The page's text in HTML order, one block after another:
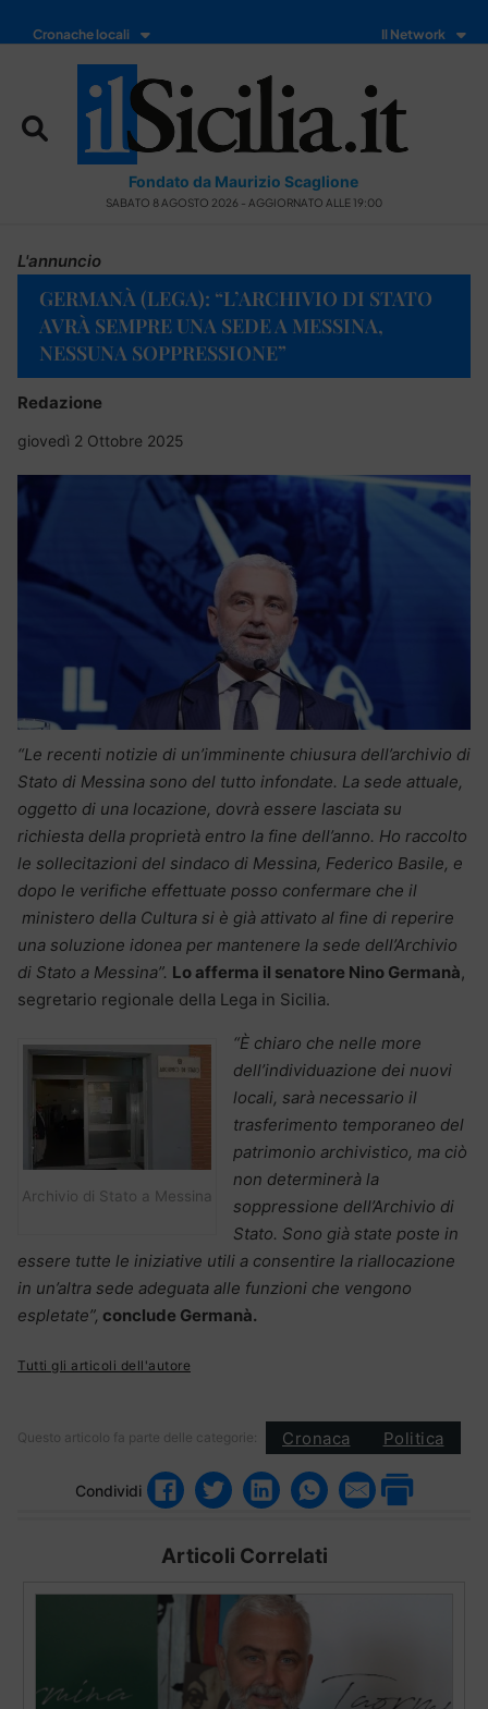
Cronache locali Il Network
Fondato da Maurizio Scaglione
SABATO 8 AGOSTO 2026 - AGGIORNATO ALLE 19:00
L'annuncio
GERMANÀ (LEGA): “L’ARCHIVIO DI STATO
AVRÀ SEMPRE UNA SEDE A MESSINA,
NESSUNA SOPPRESSIONE”
Redazione
giovedì 2 Ottobre 2025
“Le recenti notizie di un’imminente chiusura dell’archivio di
Stato di Messina sono del tutto infondate. La sede attuale,
oggetto di una locazione, dovrà essere lasciata su
richiesta della proprietà entro la fine dell’anno. Ho raccolto
le sollecitazioni del sindaco di Messina, Federico Basile, e
dopo le verifiche effettuate posso confermare che il
ministero della Cultura si è già attivato al fine di reperire
una soluzione idonea per mantenere la sede dell’Archivio
di Stato a Messina”. Lo afferma il senatore Nino Germanà,
segretario regionale della Lega in Sicilia.
Archivio di Stato a Messina
“È chiaro che nelle more
dell’individuazione dei nuovi
locali, sarà necessario il
trasferimento temporaneo del
patrimonio archivistico, ma ciò
non determinerà la
soppressione dell’Archivio di
Stato. Sono già state poste in
essere tutte le iniziative utili a consentire la riallocazione
in un’altra sede adeguata alle funzioni che vengono
espletate”, conclude Germanà.
Tutti gli articoli dell'autore
Questo articolo fa parte delle categorie: Cronaca Politica
Condividi
Articoli Correlati